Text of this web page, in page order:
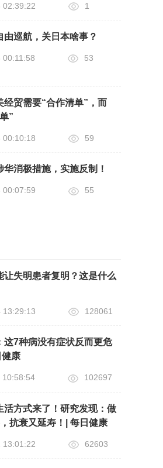
02:39:22 1
由巡航，关日本啥事？
00:11:58 53
经贸需要“合作清单”，而
”
00:10:18 59
华消极措施，实施反制！
00:07:59 55
让失明患者复明？这是什么
13:29:13 128061
这7种病没有症状反而更危
健康
10:58:54 102697
活方式来了！研究发现：做
抗衰又延寿！| 每日健康
13:01:22 62603